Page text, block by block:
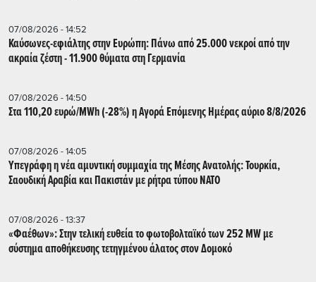
07/08/2026 - 14:52
Καύσωνες-εφιάλτης στην Ευρώπη: Πάνω από 25.000 νεκροί από την
ακραία ζέστη - 11.900 θύματα στη Γερμανία
07/08/2026 - 14:50
Στα 110,20 ευρώ/MWh (-28%) η Αγορά Επόμενης Ημέρας αύριο 8/8/2026
07/08/2026 - 14:05
Υπεγράφη η νέα αμυντική συμμαχία της Μέσης Ανατολής: Τουρκία,
Σαουδική Αραβία και Πακιστάν με ρήτρα τύπου ΝΑΤΟ
07/08/2026 - 13:37
«Φαέθων»: Στην τελική ευθεία το φωτοβολταϊκό των 252 MW με
σύστημα αποθήκευσης τετηγμένου άλατος στον Δομοκό